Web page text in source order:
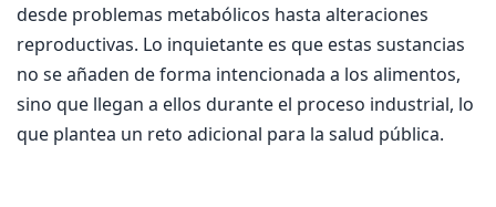
desde problemas metabólicos hasta alteraciones
reproductivas. Lo inquietante es que estas sustancias
no se añaden de forma intencionada a los alimentos,
sino que llegan a ellos durante el proceso industrial, lo
que plantea un reto adicional para la salud pública.